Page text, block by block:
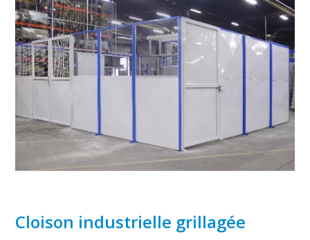
Cloison industrielle grillagée